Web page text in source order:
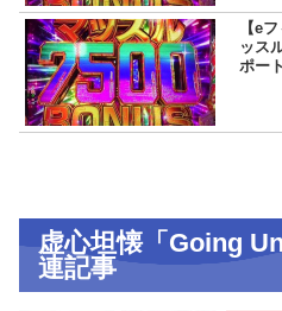
【e
ッス
ポー
虚心坦懐「Going
連記事